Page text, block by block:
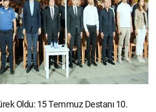
Oldu: 15 Temmuz Destanı 10.